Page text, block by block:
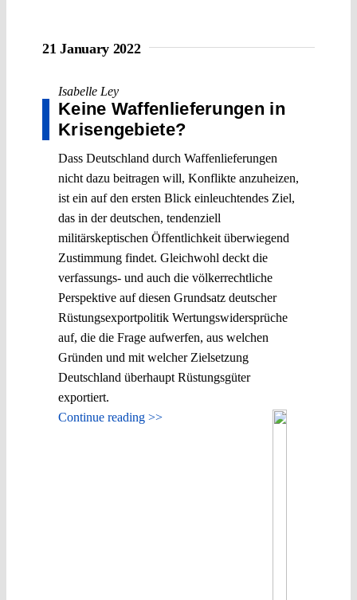
21 January 2022
Isabelle Ley
Keine Waffenlieferungen in
Krisengebiete?
Dass Deutschland durch Waffenlieferungen
nicht dazu beitragen will, Konflikte anzuheizen,
ist ein auf den ersten Blick einleuchtendes Ziel,
das in der deutschen, tendenziell
militärskeptischen Öffentlichkeit überwiegend
Zustimmung findet. Gleichwohl deckt die
verfassungs- und auch die völkerrechtliche
Perspektive auf diesen Grundsatz deutscher
Rüstungsexportpolitik Wertungswidersprüche
auf, die die Frage aufwerfen, aus welchen
Gründen und mit welcher Zielsetzung
Deutschland überhaupt Rüstungsgüter
exportiert.
Continue reading >>